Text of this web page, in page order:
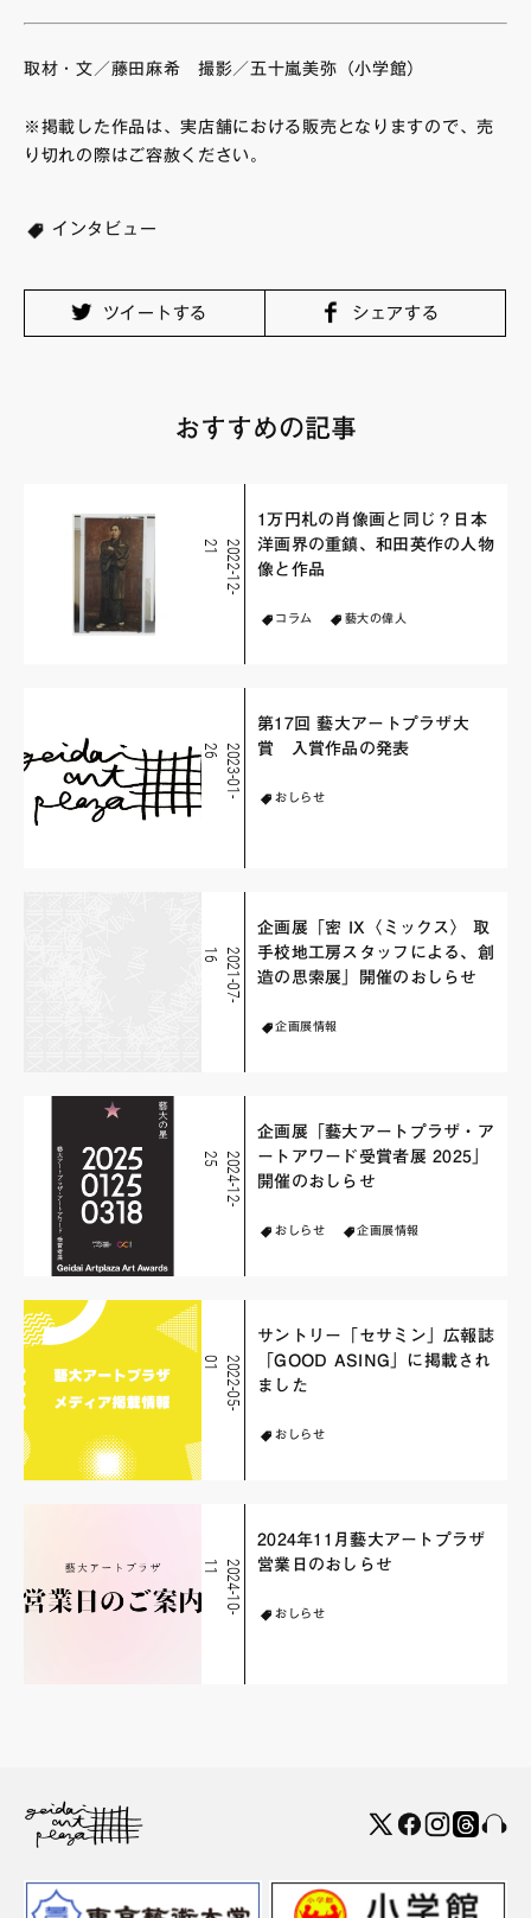
取材・文／藤田麻希 撮影／五十嵐美弥（小学館）
※掲載した作品は、実店舗における販売となりますので、売
り切れの際はご容赦ください。
インタビュー
ツイートする シェアする
おすすめの記事
2
0
2
2
-
1
2
-
2
1
1万円札の肖像画と同じ？日本
洋画界の重鎮、和田英作の人物
像と作品
コラム 藝大の偉人
2
0
2
3
-
0
1
-
2
6
第17回 藝大アートプラザ大
賞 入賞作品の発表
おしらせ
2
0
2
1
-
0
7
-
1
6
企画展「密 IX〈ミックス〉 取
手校地工房スタッフによる、創
造の思索展」開催のおしらせ
企画展情報
2
0
2
4
-
1
2
-
2
5
企画展「藝大アートプラザ・ア
ートアワード受賞者展 2025」
開催のおしらせ
おしらせ 企画展情報
2
0
2
2
-
0
5
-
0
1
サントリー「セサミン」広報誌
「GOOD ASING」に掲載され
ました
おしらせ
2
0
2
4
-
1
0
-
1
1
2024年11月藝大アートプラザ
営業日のおしらせ
おしらせ